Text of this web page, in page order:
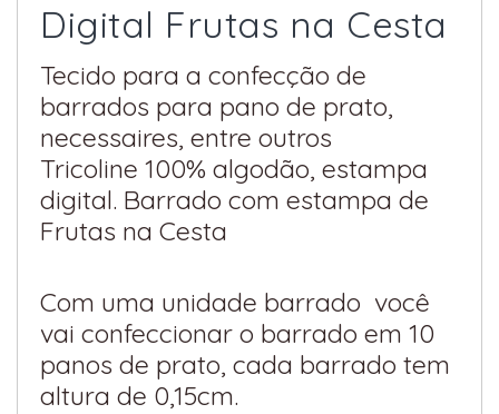
Digital Frutas na Cesta
Tecido para a confecção de
barrados para pano de prato,
necessaires, entre outros
Tricoline 100% algodão, estampa
digital. Barrado com estampa de
Frutas na Cesta
Com uma unidade barrado você
vai confeccionar o barrado em 10
panos de prato, cada barrado tem
altura de 0,15cm.